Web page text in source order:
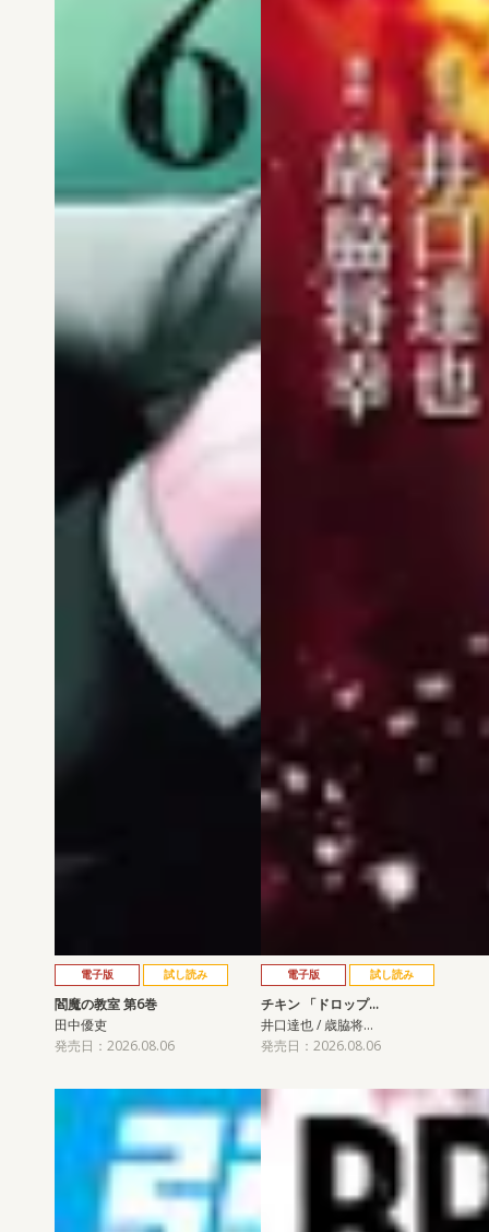
電子版 試し読み
閻魔の教室 第6巻
田中優吏
発売日：2026.08.06
電子版 試し読み
チキン 「ドロップ…
井口達也 / 歳脇将…
発売日：2026.08.06